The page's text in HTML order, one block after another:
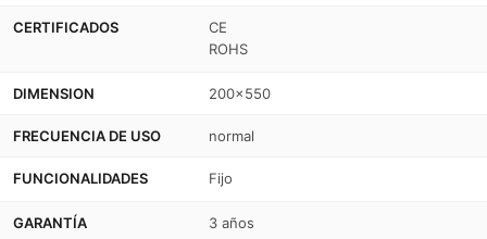
CERTIFICADOS
CE
ROHS
DIMENSION 200x550
FRECUENCIA DE USO normal
FUNCIONALIDADES Fijo
GARANTÍA 3 años